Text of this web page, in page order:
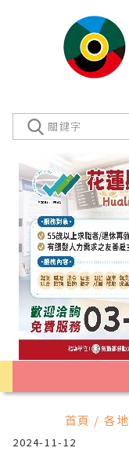
首頁 / 各
2024-11-12